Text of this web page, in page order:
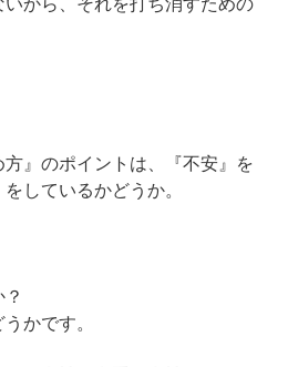
方』のポイントは、『不安』を
しているかどうか。
かです。